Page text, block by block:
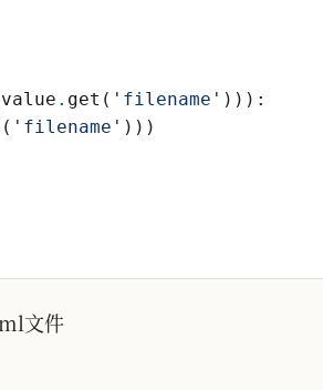
value . get ( ' filename ' ) ) ) :
( ' filename ' ) ) )
文件